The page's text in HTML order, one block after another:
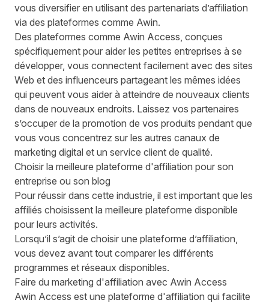
vous diversifier en utilisant des partenariats d’affiliation
via des plateformes comme Awin.
Des plateformes comme Awin Access, conçues
spécifiquement pour aider les petites entreprises à se
développer, vous connectent facilement avec des sites
Web et des influenceurs partageant les mêmes idées
qui peuvent vous aider à atteindre de nouveaux clients
dans de nouveaux endroits. Laissez vos partenaires
s’occuper de la promotion de vos produits pendant que
vous vous concentrez sur les autres canaux de
marketing digital et un service client de qualité.
Choisir la meilleure plateforme d'affiliation pour son
entreprise ou son blog
Pour réussir dans cette industrie, il est important que les
affiliés choisissent la meilleure plateforme disponible
pour leurs activités.
Lorsqu’il s’agit de choisir une plateforme d’affiliation,
vous devez avant tout comparer les différents
programmes et réseaux disponibles.
Faire du marketing d'affiliation avec Awin Access
Awin Access est une plateforme d'affiliation qui facilite